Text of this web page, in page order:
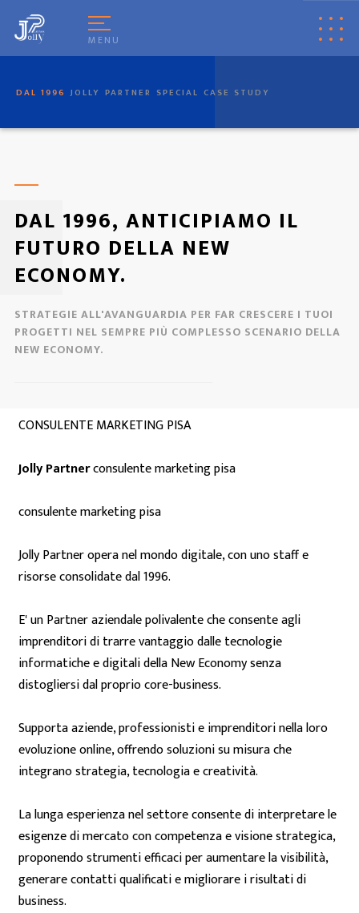
MENU
DAL 1996 JOLLY PARTNER SPECIAL CASE STUDY
DAL 1996, ANTICIPIAMO IL
FUTURO DELLA NEW
ECONOMY.
STRATEGIE ALL'AVANGUARDIA PER FAR CRESCERE I TUOI
PROGETTI NEL SEMPRE PIÙ COMPLESSO SCENARIO DELLA
NEW ECONOMY.
CONSULENTE MARKETING PISA
Jolly Partnerconsulente marketing pisa
consulente marketing pisa
Jolly Partner opera nel mondo digitale, con uno staff e
risorse consolidate dal 1996.
E' un Partner aziendale polivalente che consente agli
imprenditori di trarre vantaggio dalle tecnologie
informatiche e digitali della New Economy senza
distogliersi dal proprio core-business.
Supporta aziende, professionisti e imprenditori nella loro
evoluzione online, offrendo soluzioni su misura che
integrano strategia, tecnologia e creatività.
La lunga esperienza nel settore consente di interpretare le
esigenze di mercato con competenza e visione strategica,
proponendo strumenti efficaci per aumentare la visibilità,
generare contatti qualificati e migliorare i risultati di
business.
Pisa
powered by